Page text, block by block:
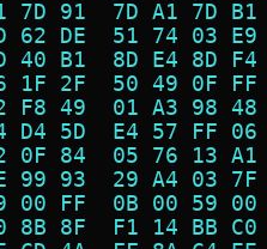
7D 91  7D A1 7D
62 DE  51 74 03
40 B1  8D E4 8D
1F 2F  50 49 0F
F8 49  01 A3 98
D4 5D  E4 57 FF
0F 84  05 76 13
99 93  29 A4 03
00 FF  0B 00 59
8B 8F  F1 14 BB